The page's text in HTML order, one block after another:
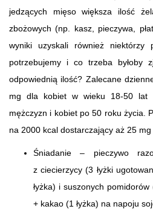
jedzących mięso większa ilość
zbożowych (np. kasz, pieczywa,
wyniki uzyskali również niektórzy
potrzebujemy i co trzeba byłoby
odpowiednią ilość? Zalecane
mg dla kobiet w wieku 18-50 lat
mężczyzn i kobiet po 50 roku życia.
na 2000 kcal dostarczający aż 25 mg
Śniadanie – pieczywo
z ciecierzycy (3 łyżki
łyżka) i suszonych
+ kakao (1 łyżka) na napoju